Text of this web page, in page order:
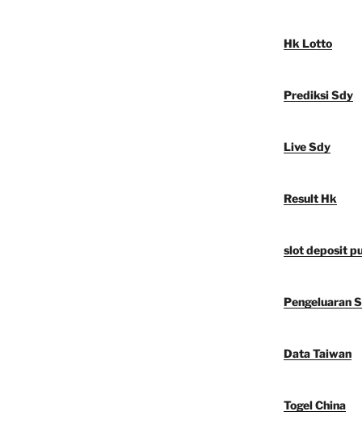
Hk Lotto
Prediksi Sdy
Live Sdy
Result Hk
slot deposit
Pengeluaran
Data Taiwan
Togel China